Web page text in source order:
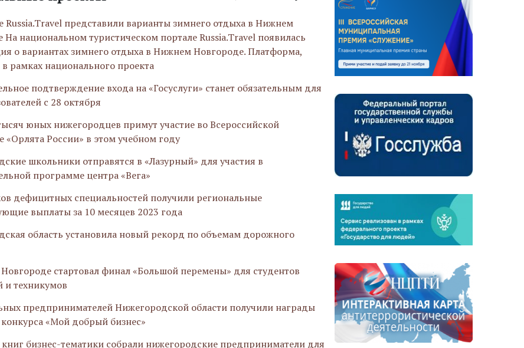
Russia.Travel представили варианты зимнего отдыха в Нижнем
На национальном туристическом портале Russia.Travel появилась
о вариантах зимнего отдыха в Нижнем Новгороде. Платформа,
в рамках национального проекта
подтверждение входа на «Госуслуги» станет обязательным для
с 28 октября
юных нижегородцев примут участие во Всероссийской
«Орлята России» в этом учебном году
школьники отправятся в «Лазурный» для участия в
программе центра «Вега»
дефицитных специальностей получили региональные
выплаты за 10 месяцев 2023 года
область установила новый рекорд по объемам дорожного
стартовал финал «Большой перемены» для студентов
и техникумов
предпринимателей Нижегородской области получили награды
«Мой добрый бизнес»
бизнес-тематики собрали нижегородские предприниматели для